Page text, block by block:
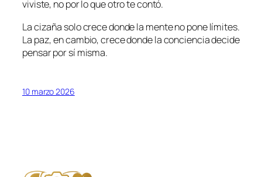
viviste, no por lo que otro te contó.
La cizaña solo crece donde la mente no pone límites.
La paz, en cambio, crece donde la conciencia decide
pensar por sí misma.
10 marzo 2026